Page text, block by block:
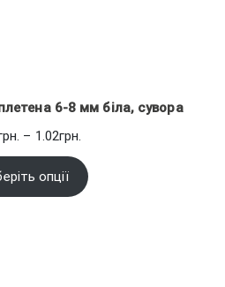
6-8 мм біла, сувора
– 1.02грн.
від
0.96грн.
опції